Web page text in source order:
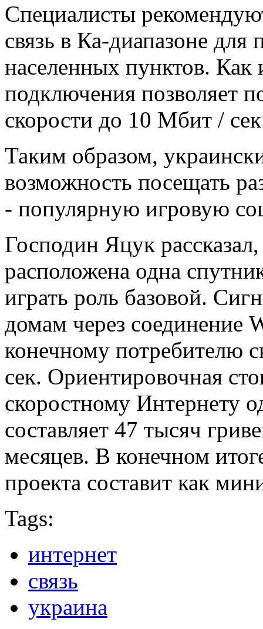
Специалисты
связь в Ка-диапазоне
населенных пунктов. Как
подключения позволяет
скорости до 10 Мбит /
Таким образом,
возможность посещать
- популярную игровую
Господин Яцук
расположена одна
играть роль базовой.
домам через соединение
конечному потребителю
сек. Ориентировочная
скоростному Интернету
составляет 47 тысяч
месяцев. В конечном
проекта составит как
Tags:
интернет
связь
украина